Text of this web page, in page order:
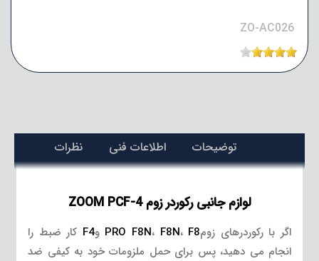
ZO-AC026
توضیحات اطلاعات فنی نظرات
لوازم جانبی رکوردر زوم ZOOM PCF-4
اگر با رکوردرهای زوم PRO F8N، F8N، F8 وF4 کار ضبط را
انجام می دهید، پس برای حمل ملزومات خود به کیفی ضد